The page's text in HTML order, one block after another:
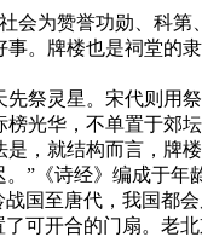
会为赞誉功勋、科
。牌楼也是祠堂的
祭灵星。宋代则用
光华，不单置于郊
，就结构而言，牌
”《诗经》编成于
国至唐代，我国都
可开合的门扇。老